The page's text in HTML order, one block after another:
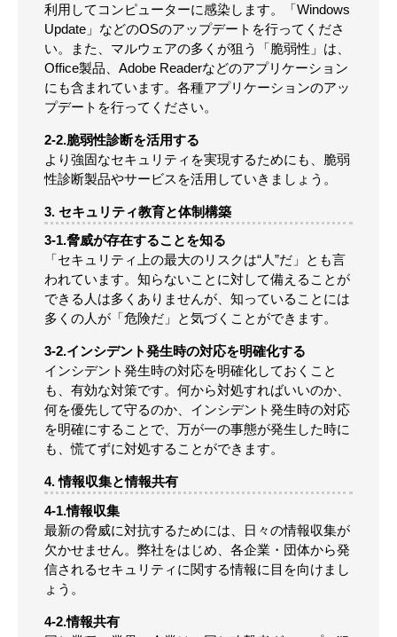
利用してコンピューターに感染します。「Windows
Update」などのOSのアップデートを行ってくださ
い。また、マルウェアの多くが狙う「脆弱性」は、
Office製品、Adobe Readerなどのアプリケーション
にも含まれています。各種アプリケーションのアッ
プデートを行ってください。
2-2.脆弱性診断を活用する
より強固なセキュリティを実現するためにも、脆弱
性診断製品やサービスを活用していきましょう。
3. セキュリティ教育と体制構築
3-1.脅威が存在することを知る
「セキュリティ上の最大のリスクは“人”だ」とも言
われています。知らないことに対して備えることが
できる人は多くありませんが、知っていることには
多くの人が「危険だ」と気づくことができます。
3-2.インシデント発生時の対応を明確化する
インシデント発生時の対応を明確化しておくこと
も、有効な対策です。何から対処すればいいのか、
何を優先して守るのか、インシデント発生時の対応
を明確にすることで、万が一の事態が発生した時に
も、慌てずに対処することができます。
4. 情報収集と情報共有
4-1.情報収集
最新の脅威に対抗するためには、日々の情報収集が
欠かせません。弊社をはじめ、各企業・団体から発
信されるセキュリティに関する情報に目を向けまし
ょう。
4-2.情報共有